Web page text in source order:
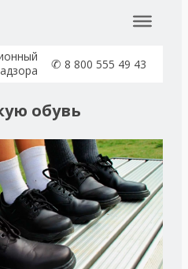
✆ 8 800 555 49 43
обувь